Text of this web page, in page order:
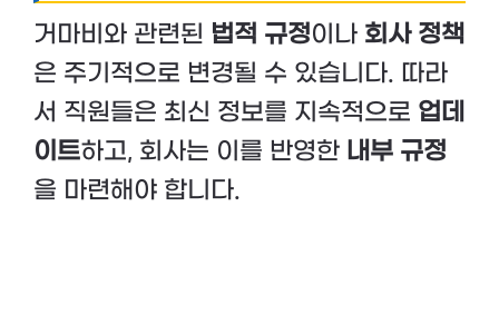
거마비와 관련된 법적 규정이나 회사 정책
은 주기적으로 변경될 수 있습니다. 따라
서 직원들은 최신 정보를 지속적으로 업데
이트하고, 회사는 이를 반영한 내부 규정
을 마련해야 합니다.